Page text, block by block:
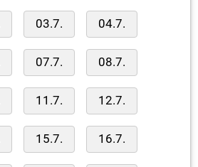
03.7. 04.7.
07.7. 08.7.
11.7. 12.7.
15.7. 16.7.